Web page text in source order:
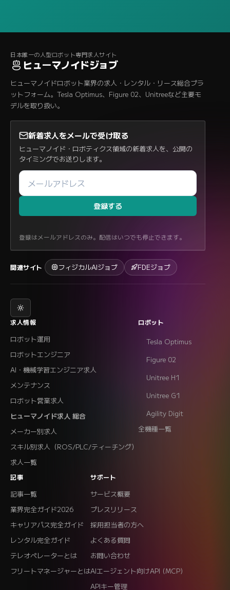
日本唯一の人型ロボット専門求人サイト
ヒューマノイドジョブ
ヒューマノイドロボット業界の求人・レンタル・リース総合プラ
ットフォーム。Tesla Optimus、Figure 02、Unitreeなど主要モ
デルを取り扱い。
新着求人をメールで受け取る
ヒューマノイド・ロボティクス領域の新着求人を、公開の
タイミングでお送りします。
登録する
登録はメールアドレスのみ。配信はいつでも停止できます。
関連サイト フィジカルAIジョブ FDEジョブ
求人情報
ロボット運用
ロボットエンジニア
AI・機械学習エンジニア求人
メンテナンス
ロボット営業求人
ヒューマノイド求人 総合
メーカー別求人
スキル別求人（ROS/PLC/ティーチング）
求人一覧
ロボット
Tesla Optimus
Figure 02
Unitree H1
Unitree G1
Agility Digit
全機種一覧
記事
記事一覧
業界完全ガイド2026
キャリアパス完全ガイド
レンタル完全ガイド
テレオペレーターとは
フリートマネージャーとは
サポート
サービス概要
プレスリリース
採用担当者の方へ
よくある質問
お問い合わせ
AIエージェント向けAPI (MCP)
APIキー管理